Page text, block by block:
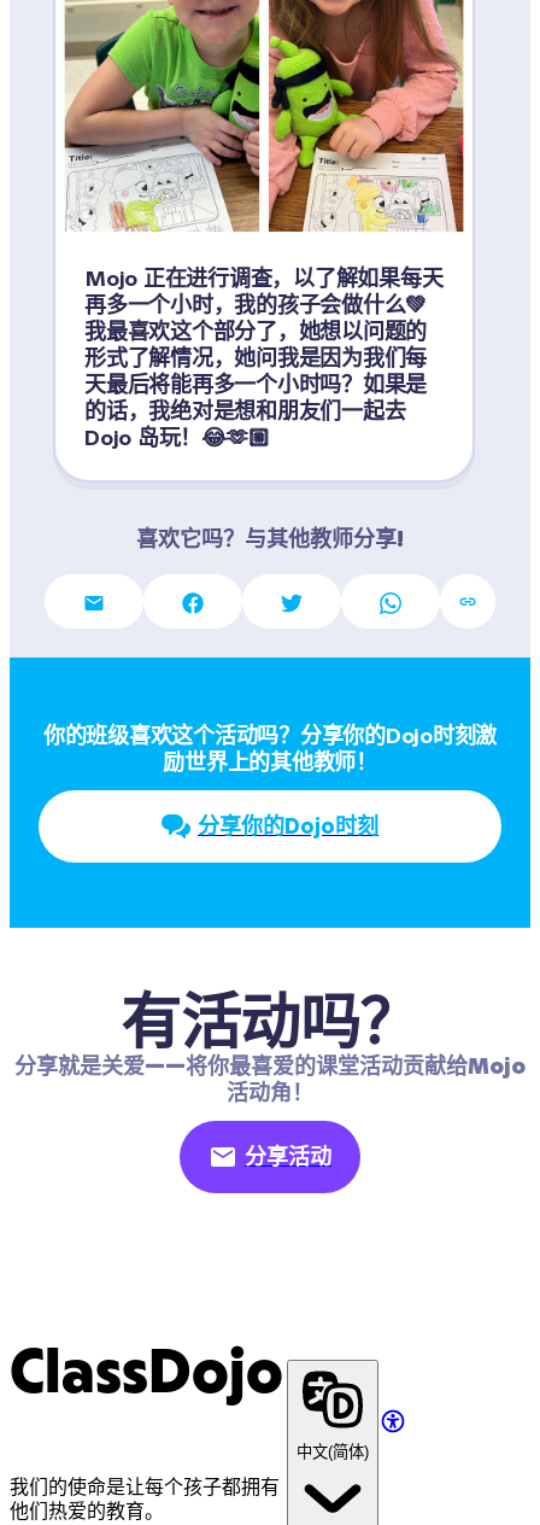
Mojo 正在进行调查，以了解如果每天
再多一个小时，我的孩子会做什么💚
我最喜欢这个部分了，她想以问题的
形式了解情况，她问我是因为我们每
天最后将能再多一个小时吗？如果是
的话，我绝对是想和朋友们一起去
Dojo 岛玩！😂🫶🏼
喜欢它吗？与其他教师分享!
你的班级喜欢这个活动吗？分享你的Dojo时刻激
励世界上的其他教师！
分享你的Dojo时刻
有活动吗？
分享就是关爱——将你最喜爱的课堂活动贡献给Mojo
活动角！
分享活动
ClassDojo
我们的使命是让每个孩子都拥有
他们热爱的教育。
中文(简体)